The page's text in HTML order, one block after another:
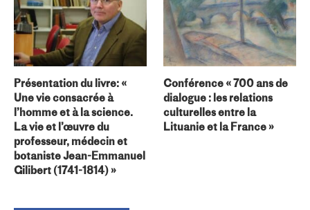
Présentation du livre: «
Une vie consacrée à
l’homme et à la science.
La vie et l’œuvre du
professeur, médecin et
botaniste Jean-Emmanuel
Gilibert (1741-1814) »
Conférence « 700 ans de
dialogue : les relations
culturelles entre la
Lituanie et la France »